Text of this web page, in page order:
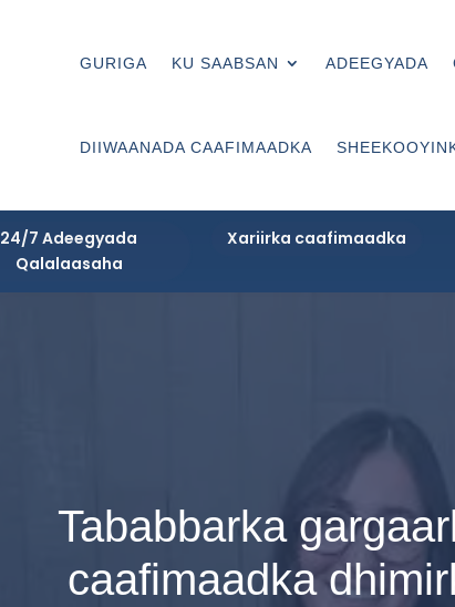
GURIGA KU SAABSAN ADEEGYADA
DIIWAANADA CAAFIMAADKA
24/7 Adeegyada
Qalalaasaha
Xariirka caafimaadka
Tababbarka
caafimaadka